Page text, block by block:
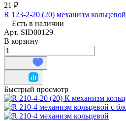
21 ₽
R 123-2-20 (20) механизм кольцевой
Есть в наличии
Арт. SID00129
В корзину
Быстрый просмотр